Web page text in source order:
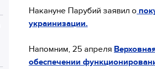
Накануне Парубий заявил о
украинизации.
Напомним, 25 апреля
обеспечении